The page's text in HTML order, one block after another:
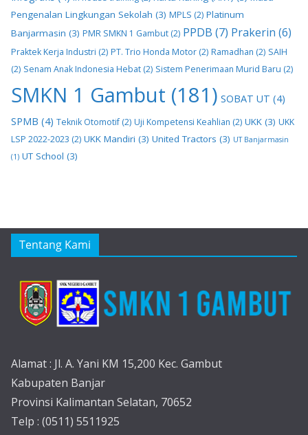
Pengenalan Lingkungan Sekolah (3) MPLS (2) Platinum
Banjarmasin (3) PMR SMKN 1 Gambut (2) PPDB (7) Prakerin (6)
Praktek Kerja Industri (2) PT. Trio Honda Motor (2) Ramadhan (2) SAIH
(2) Senam Anak Indonesia Hebat (2) Sistem Penerimaan Murid Baru (2)
SMKN 1 Gambut (181) SOBAT UT (4)
SPMB (4) Teknik Otomotif(2) Uji Kompetensi Keahlian (2) UKK (3) UKK
LSP 2022-2023 (2) UKK Mandiri (3) United Tractors (3) UT Banjarmasin
(1) UT School (3)
Tentang Kami
Alamat : Jl. A. Yani KM 15,200 Kec. Gambut
Kabupaten Banjar
Provinsi Kalimantan Selatan, 70652
Telp : (0511) 5511925